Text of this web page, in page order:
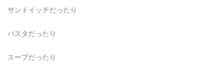
サンドイッチだったり
パスタだったり
スープだったり